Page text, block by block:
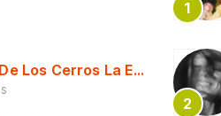
Los Cerros La Escuela)